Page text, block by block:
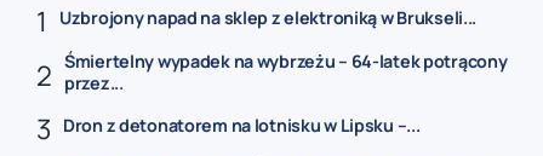
Uzbrojony napad na sklep z elektroniką w Brukseli...
Śmiertelny wypadek na wybrzeżu – 64-latek potrącony
przez...
Dron z detonatorem na lotnisku w Lipsku –...